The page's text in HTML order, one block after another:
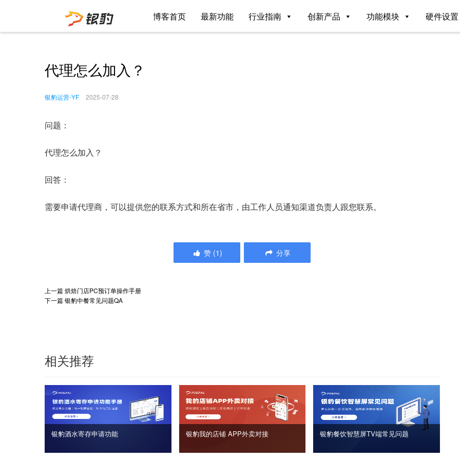
博客首页 最新功能 行业指南 创新产品 功能模块 硬件设置
代理怎么加入？
银豹运营-YF 2025-07-28
问题：
代理怎么加入？
回答：
需要申请代理商，可以提供您的联系方式和所在省市，由工作人员通知渠道负责人跟您联系。
赞 (1) 分享
上一篇烘焙门店PC预订单操作手册
下一篇银豹中餐常见问题QA
相关推荐
银豹酒水寄存申请功能 银豹我的店铺 APP外卖对接 银豹餐饮智慧屏TV端常见问题